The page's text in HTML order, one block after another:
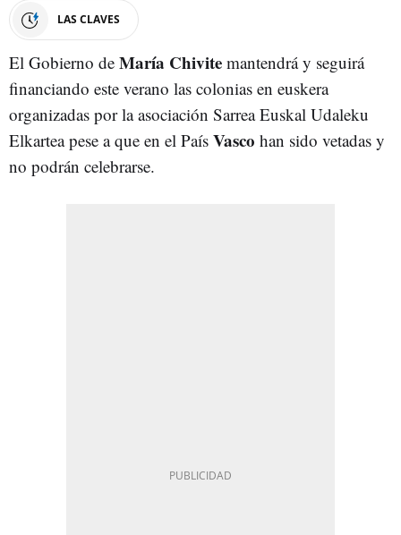
LAS CLAVES
El Gobierno de María Chivite mantendrá y seguirá
financiando este verano las colonias en euskera
organizadas por la asociación Sarrea Euskal Udaleku
Elkartea pese a que en el País Vasco han sido vetadas y
no podrán celebrarse.